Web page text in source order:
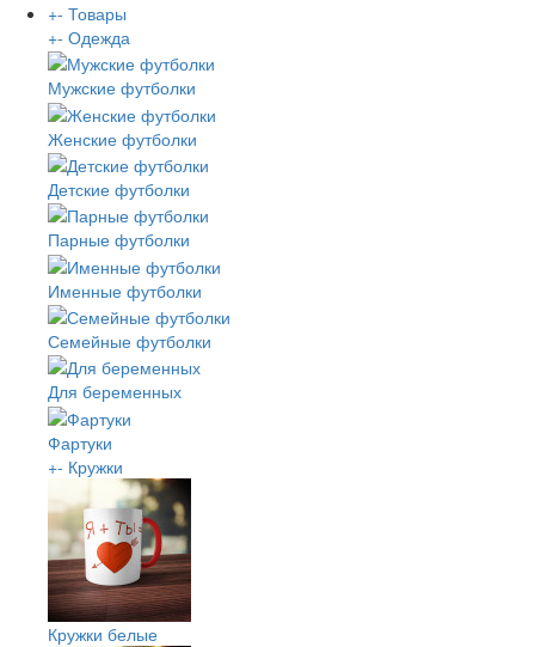
+- Товары
+- Одежда
Мужские футболки
Женские футболки
Детские футболки
Парные футболки
Именные футболки
Семейные футболки
Для беременных
Фартуки
+- Кружки
Кружки белые